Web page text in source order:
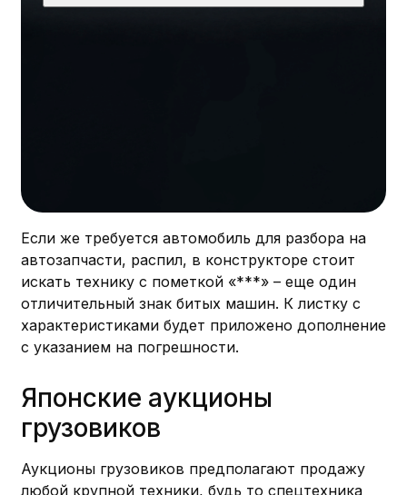
Если же требуется автомобиль для разбора на
автозапчасти, распил, в конструкторе стоит
искать технику с пометкой «***» – еще один
отличительный знак битых машин. К листку с
характеристиками будет приложено дополнение
с указанием на погрешности.
Японские аукционы
грузовиков
Аукционы грузовиков предполагают продажу
любой крупной техники, будь то спецтехника